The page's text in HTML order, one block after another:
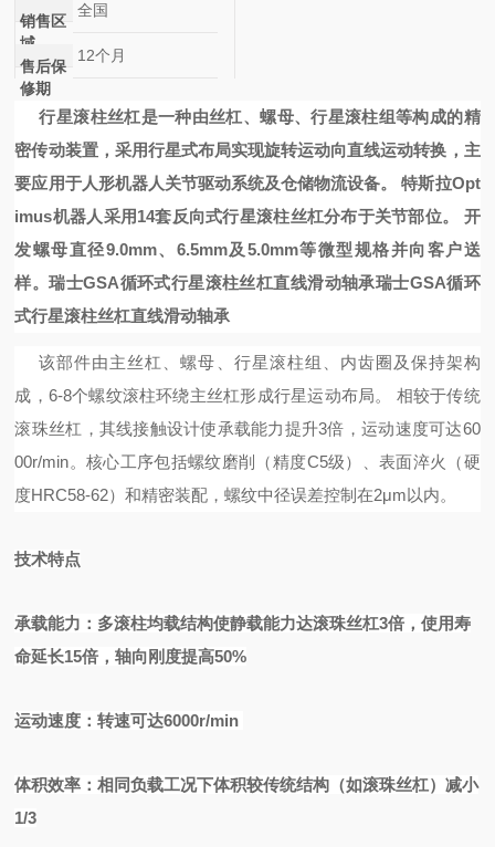
销售区
域
全国
售后保
修期
12个月
行星滚柱丝杠是一种由丝杠、螺母、行星滚柱组等构成的精
密传动装置，采用行星式布局实现旋转运动向直线运动转换，主
要应用于人形机器人关节驱动系统及仓储物流设备。
特斯拉Opt
imus机器人采用14套反向式行星滚柱丝杠分布于关节部位。
开
发螺母直径9.0mm、6.5mm及5.0mm等微型规格并向客户送
样。瑞士GSA循环式行星滚柱丝杠直线滑动轴承瑞士GSA循环
式行星滚柱丝杠直线滑动轴承
该部件由主丝杠、螺母 、行星滚柱组、 内齿圈 及 保持架构
成， 6-8个螺纹滚柱环绕主丝杠形成行星运动布局。
相较于传统
滚珠丝杠 ，其线接触设计使承载能力提升3倍，运动速度可达60
00r/min。核心工序包括螺纹磨削（精度C5级）、 表面淬火
（硬
度HRC58-62）和精密装配，螺纹中径误差控制在2μm以内。
技术特点
承载能力：多滚柱均载结构使静载能力达滚珠丝杠3倍，使用寿
命延长15倍，轴向刚度提高50%
运动速度：转速可达6000r/min
体积效率：相同负载工况下体积较传统结构（如滚珠丝杠）减小
1/3